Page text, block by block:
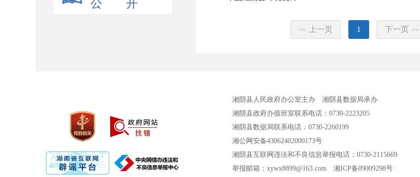
公 开
<< 上一页 1 下一页 >>
湘阴县人民政府办公室主办
湘阴县数据局承办
湘阴县政府办值班室联系电话：0730-2223205
湘阴县数据局联系电话：0730-2260199
湘公网安备43062402000173号
湘阴县互联网违法和不良信息举报电话：0730-2115669
举报邮箱：xywx8899@163.com
湘ICP备09009298号